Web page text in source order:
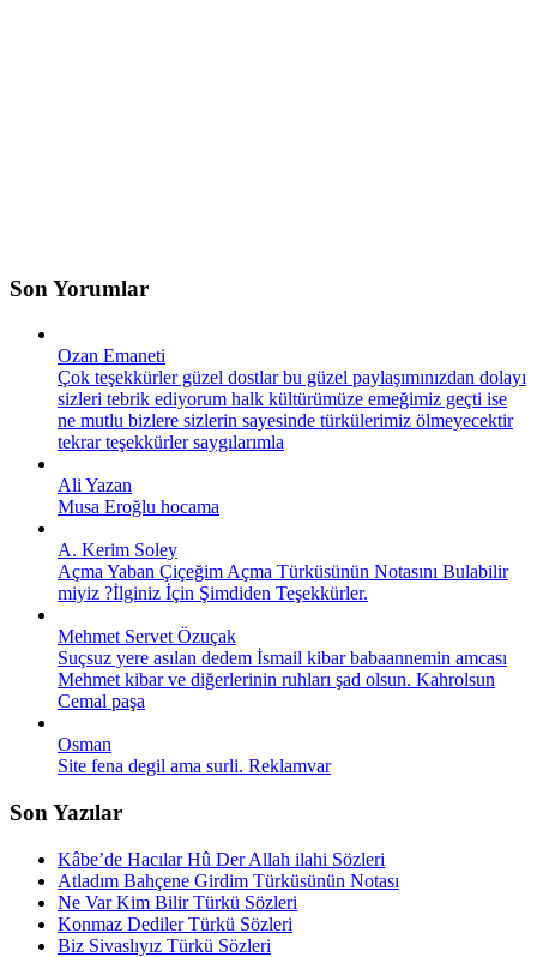
Son Yorumlar
Ozan Emaneti
Çok teşekkürler güzel dostlar bu güzel paylaşımınızdan dolayı
sizleri tebrik ediyorum halk kültürümüze emeğimiz geçti ise
ne mutlu bizlere sizlerin sayesinde türkülerimiz ölmeyecektir
tekrar teşekkürler saygılarımla
Ali Yazan
Musa Eroğlu hocama
A. Kerim Soley
Açma Yaban Çiçeğim Açma Türküsünün Notasını Bulabilir
miyiz ?İlginiz İçin Şimdiden Teşekkürler.
Mehmet Servet Özuçak
Suçsuz yere asılan dedem İsmail kibar babaannemin amcası
Mehmet kibar ve diğerlerinin ruhları şad olsun. Kahrolsun
Cemal paşa
Osman
Site fena degil ama surli. Reklamvar
Son Yazılar
Kâbe’de Hacılar Hû Der Allah ilahi Sözleri
Atladım Bahçene Girdim Türküsünün Notası
Ne Var Kim Bilir Türkü Sözleri
Konmaz Dediler Türkü Sözleri
Biz Sivaslıyız Türkü Sözleri